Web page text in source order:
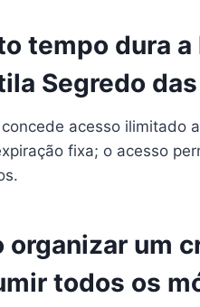
tempo dura
Segredo
acesso ilimitado
fixa; o acesso
organizar um
todos os